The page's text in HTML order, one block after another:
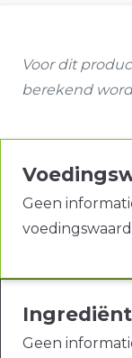
Voor dit
berekend
Geen
Geen